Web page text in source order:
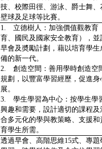
技、校際田徑、游泳、爵士舞、
壁球及足球等比賽。
1. 立德樹人：加強價值觀教育
育、國民及國家安全教育），並
早會及奬勵計劃，藉以培育學生
備的新一代。
2. 創造空間：善用學時創造空
規劃，以豐富學習經歷，促進身
展。
3. 學生學習為中心：按學生學
興趣和需要，設計適切的課程及
合多元化的學與教策略、支援和
育學生所需。
透過早會、高階思維15式、專